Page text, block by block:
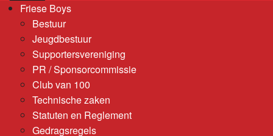
Friese Boys
Bestuur
Jeugdbestuur
Supportersvereniging
PR / Sponsorcommissie
Club van 100
Technische zaken
Statuten en Reglement
Gedragsregels